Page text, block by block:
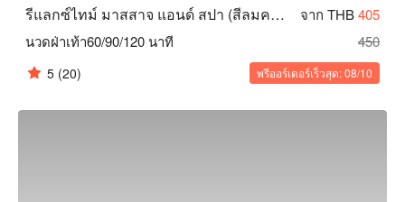
รีแลกซ์ไทม์ มาสสาจ แอนด์ สปา (สีลมคอมเพล็กซ์) จาก THB405
นวดฝ่าเท้า60/90/120 นาที
450
5 (20) พรีออร์เดอร์เร็วสุด: 08/10